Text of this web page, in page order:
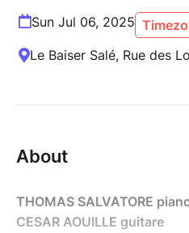
Sun Jul 06, 2025
Le Baiser Salé, Rue des
About
THOMAS SALVATORE
CESAR AOUILLE guitare